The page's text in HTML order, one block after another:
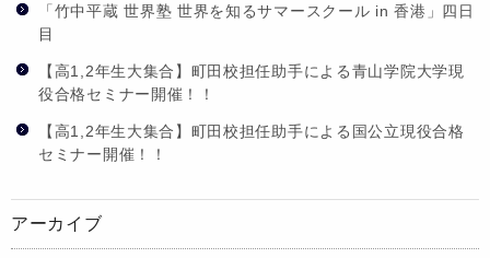
「竹中平蔵 世界塾 世界を知るサマースクール in 香港」四日
目
【高1,2年生大集合】町田校担任助手による青山学院大学現
役合格セミナー開催！！
【高1,2年生大集合】町田校担任助手による国公立現役合格
セミナー開催！！
アーカイブ